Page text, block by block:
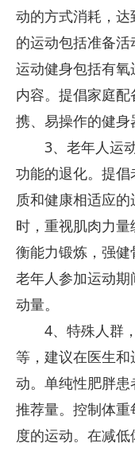
动的方式消耗，
的运动包括准备
运动健身包括有
内容。提倡家庭
携、易操作的健身
3、老年人运动
功能的退化。提
质和健康相适应
时，重视肌肉力
衡能力锻炼，强
老年人参加运动
动量。
4、特殊人群，
等，建议在医生
动。单纯性肥胖
推荐量。控制体
度的运动。在减